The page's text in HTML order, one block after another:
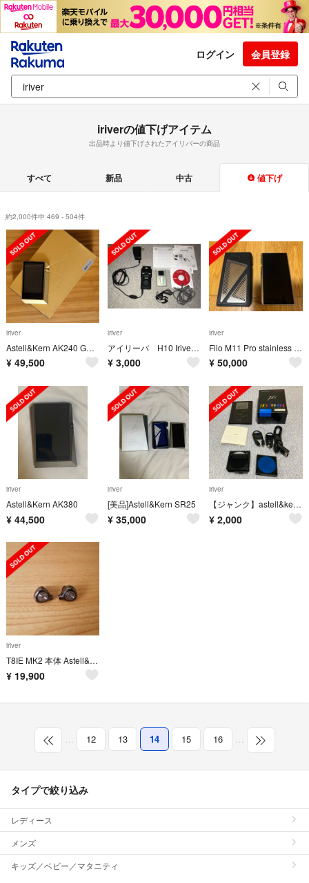
ログイン 会員登録
iriverの値下げアイテム
出品時より値下げされたアイリバーの商品
すべて 新品 中古 値下げ
約2,000件中 469 - 504件
iriver
Astell&Kern AK240 GOLD
¥ 49,500
iriver
アイリーバ H10 Iriver クレードル付属 バラ売り可能
¥ 3,000
iriver
Fiio M11 Pro stainless steel Edition 中古
¥ 50,000
iriver
Astell&Kern AK380
¥ 44,500
iriver
[美品]Astell&Kern SR25
¥ 35,000
iriver
【ジャンク】astell&kern AK10 ラブライブ！エディション 園田海未
¥ 2,000
iriver
T8IE MK2 本体 Astell&Kern T8iE
¥ 19,900
… 12 13 14 15 16 …
タイプで絞り込み
レディース
メンズ
キッズ／ベビー／マタニティ